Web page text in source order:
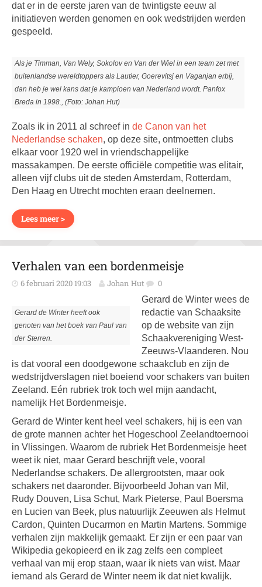
dat er in de eerste jaren van de twintigste eeuw al
initiatieven werden genomen en ook wedstrijden werden
gespeeld.
Als je Timman, Van Wely, Sokolov en Van der Wiel in een team zet met
buitenlandse wereldtoppers als Lautier, Goerevitsj en Vaganjan erbij,
dan heb je wel kans dat je kampioen van Nederland wordt. Panfox
Breda in 1998., (Foto: Johan Hut)
Zoals ik in 2011 al schreef in de Canon van het
Nederlandse schaken, op deze site, ontmoetten clubs
elkaar voor 1920 wel in vriendschappelijke
massakampen. De eerste officiële competitie was elitair,
alleen vijf clubs uit de steden Amsterdam, Rotterdam,
Den Haag en Utrecht mochten eraan deelnemen.
Lees meer >
Verhalen van een bordenmeisje
6 februari 2020 19:03 Johan Hut 0
Gerard de Winter heeft ook
genoten van het boek van Paul van
der Sterren.
Gerard de Winter wees de
redactie van Schaaksite
op de website van zijn
Schaakvereniging West-
Zeeuws-Vlaanderen. Nou
is dat vooral een doodgewone schaakclub en zijn de
wedstrijdverslagen niet boeiend voor schakers van buiten
Zeeland. Eén rubriek trok toch wel mijn aandacht,
namelijk Het Bordenmeisje.
Gerard de Winter kent heel veel schakers, hij is een van
de grote mannen achter het Hogeschool Zeelandtoernooi
in Vlissingen. Waarom de rubriek Het Bordenmeisje heet
weet ik niet, maar Gerard beschrijft vele, vooral
Nederlandse schakers. De allergrootsten, maar ook
schakers net daaronder. Bijvoorbeeld Johan van Mil,
Rudy Douven, Lisa Schut, Mark Pieterse, Paul Boersma
en Lucien van Beek, plus natuurlijk Zeeuwen als Helmut
Cardon, Quinten Ducarmon en Martin Martens. Sommige
verhalen zijn makkelijk gemaakt. Er zijn er een paar van
Wikipedia gekopieerd en ik zag zelfs een compleet
verhaal van mij erop staan, waar ik niets van wist. Maar
iemand als Gerard de Winter neem ik dat niet kwalijk.